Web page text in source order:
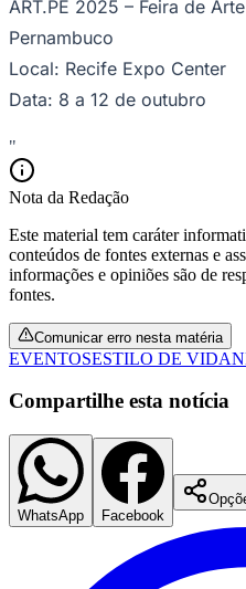
ART.PE 2025 – Feira de
Pernambuco
Local: Recife Expo Center
Data: 8 a 12 de outubro
"
Nota da Redação
Este material tem caráter
conteúdos de fontes externas e
informações e opiniões são de
fontes.
Comunicar erro nesta matéria
EVENTOSESTILO DE VIDA
Compartilhe esta notícia
WhatsApp Facebook